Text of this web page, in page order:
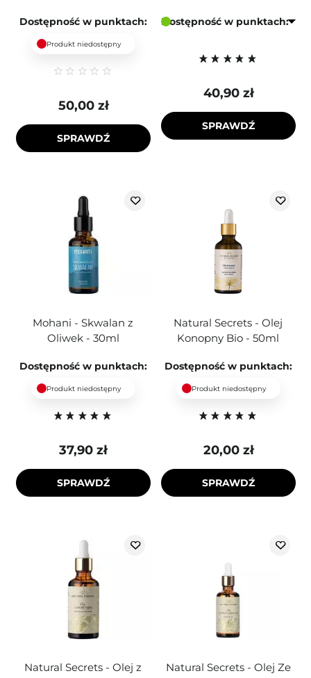
Dostępność w punktach:
Produkt niedostępny
50,00 zł
SPRAWDŹ
Dostępność w punktach:
40,90 zł
SPRAWDŹ
Mohani - Skwalan z
Oliwek - 30ml
Dostępność w punktach:
Produkt niedostępny
37,90 zł
SPRAWDŹ
Natural Secrets - Olej
Konopny Bio - 50ml
Dostępność w punktach:
Produkt niedostępny
20,00 zł
SPRAWDŹ
Natural Secrets - Olej z
Natural Secrets - Olej Ze